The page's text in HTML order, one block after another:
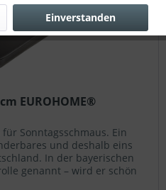
EUROHOME®
Sonntagsschmaus. Ein
und deshalb eins
In der bayerischen
genannt – wird er schön
Einverstanden